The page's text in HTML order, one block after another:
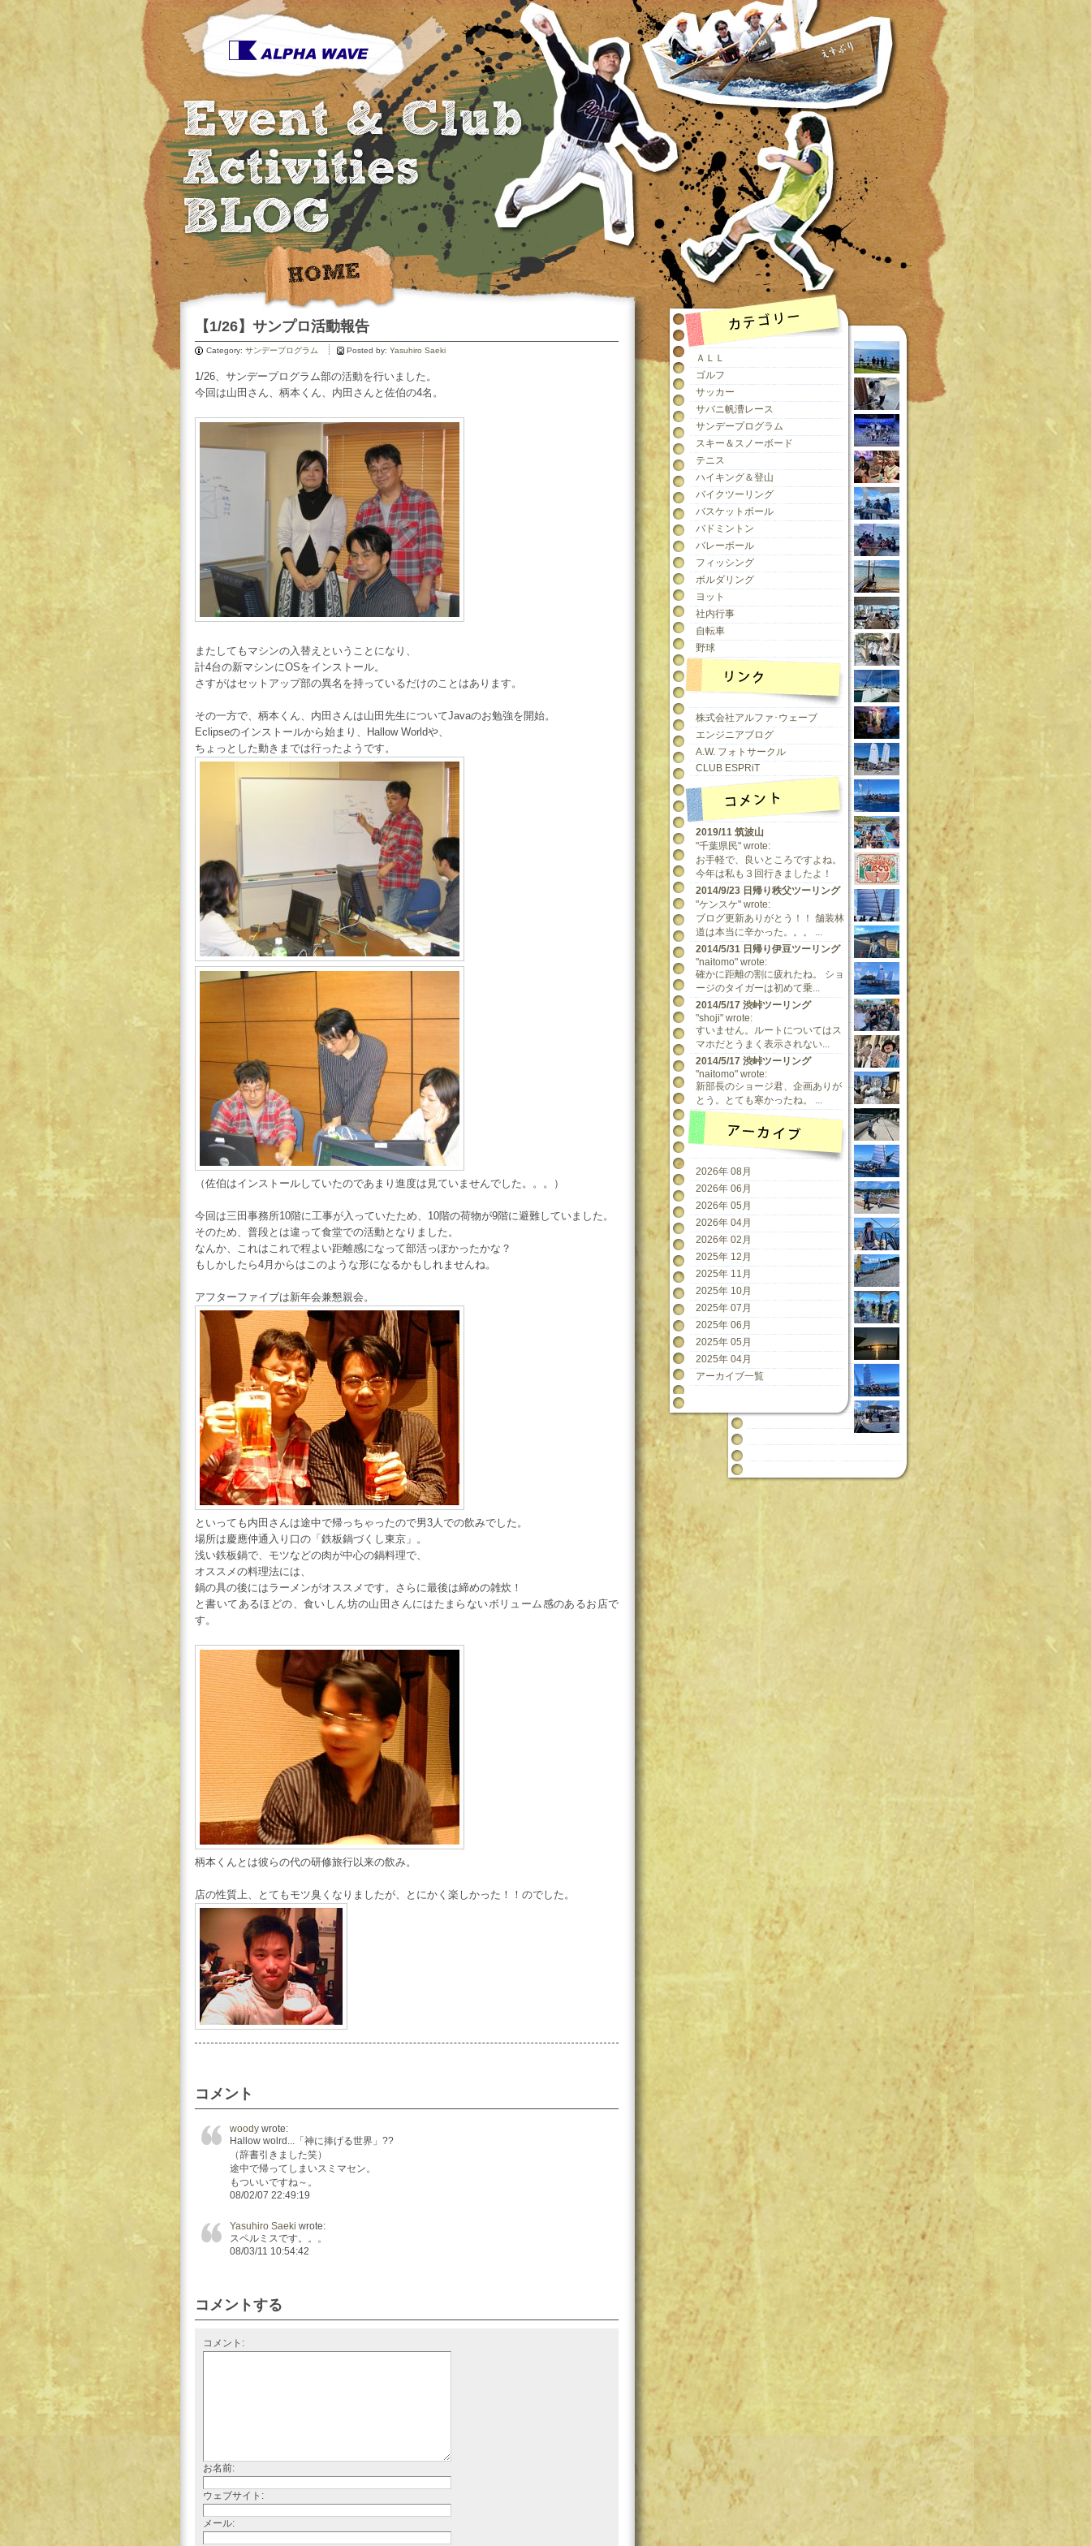
【1/26】サンプロ活動報告
Category: サンデープログラム Posted by: Yasuhiro Saeki
1/26、サンデープログラム部の活動を行いました。
今回は山田さん、柄本くん、内田さんと佐伯の4名。
またしてもマシンの入替えということになり、
計4台の新マシンにOSをインストール。
さすがはセットアップ部の異名を持っているだけのことはあります。
その一方で、柄本くん、内田さんは山田先生についてJavaのお勉強を開始。
Eclipseのインストールから始まり、Hallow Worldや、
ちょっとした動きまでは行ったようです。
（佐伯はインストールしていたのであまり進度は見ていませんでした。。。）
今回は三田事務所10階に工事が入っていたため、10階の荷物が9階に避難していました。
そのため、普段とは違って食堂での活動となりました。
なんか、これはこれで程よい距離感になって部活っぽかったかな？
もしかしたら4月からはこのような形になるかもしれませんね。
アフターファイブは新年会兼懇親会。
といっても内田さんは途中で帰っちゃったので男3人での飲みでした。
場所は慶應仲通入り口の「鉄板鍋づくし東京」。
浅い鉄板鍋で、モツなどの肉が中心の鍋料理で、
オススメの料理法には、
鍋の具の後にはラーメンがオススメです。さらに最後は締めの雑炊！
と書いてあるほどの、食いしん坊の山田さんにはたまらないボリューム感のあるお店で
す。
柄本くんとは彼らの代の研修旅行以来の飲み。
店の性質上、とてもモツ臭くなりましたが、とにかく楽しかった！！のでした。
コメント
woody wrote:
Hallow wolrd...「神に捧げる世界」??
（辞書引きました笑）
途中で帰ってしまいスミマセン。
もついいですね～。
08/02/07 22:49:19
Yasuhiro Saeki wrote:
スペルミスです。。。
08/03/11 10:54:42
コメントする
コメント:
お名前:
ウェブサイト:
メール:
ＡＬＬ
ゴルフ
サッカー
サバニ帆漕レース
サンデープログラム
スキー＆スノーボード
テニス
ハイキング＆登山
バイクツーリング
バスケットボール
バドミントン
バレーボール
フィッシング
ボルダリング
ヨット
社内行事
自転車
野球
株式会社アルファ･ウェーブ
エンジニアブログ
A.W. フォトサークル
CLUB ESPRiT
2019/11 筑波山
"千葉県民" wrote:
お手軽で、良いところですよね。
今年は私も３回行きましたよ！
2014/9/23 日帰り秩父ツーリング
"ケンスケ" wrote:
ブログ更新ありがとう！！ 舗装林
道は本当に辛かった。。。 ...
2014/5/31 日帰り伊豆ツーリング
"naitomo" wrote:
確かに距離の割に疲れたね。 ショ
ージのタイガーは初めて乗...
2014/5/17 渋峠ツーリング
"shoji" wrote:
すいません。ルートについてはス
マホだとうまく表示されない...
2014/5/17 渋峠ツーリング
"naitomo" wrote:
新部長のショージ君、企画ありが
とう。とても寒かったね。 ...
2026年 08月
2026年 06月
2026年 05月
2026年 04月
2026年 02月
2025年 12月
2025年 11月
2025年 10月
2025年 07月
2025年 06月
2025年 05月
2025年 04月
アーカイブ一覧